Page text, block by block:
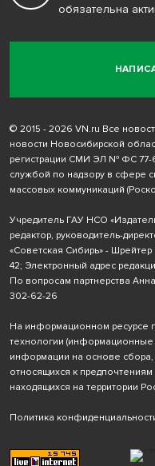
обязательна
© 2015 - 2026 VN.ru Все
новости Новосибирской
регистрации СМИ ЭЛ № ФС 77-
службой по надзору в сфере
массовых коммуникаций
Учредитель ГАУ НСО
редактор, руководитель-
«Советская Сибирь» -
42; Электронный адрес
По вопросам партнерства
302-62-26
На информационном ресурсе
технологии (информационные
информации на основе сбора,
относящихся к
находящихся на территории
Политика